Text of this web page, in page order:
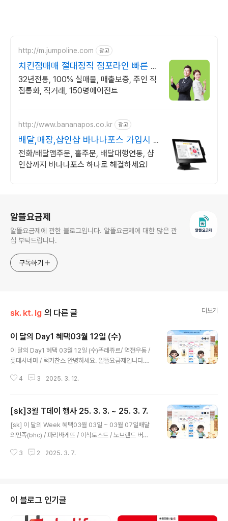
http://m.jumpoline.com 광고
치킨점매매 절대정직 점포라인 빠른 직
거래 & 안전중개거래
32년전통, 100% 실매물, 매출보증, 주인 직
접통화, 직거래, 150명에이전트
http://www.bananapos.co.kr 광고
배달,매장,샵인샵 바나나포스 가입시 1
개월 무료
전화/배달앱주문, 홀주문, 배달대행연동, 샵
인샵까지 바나나포스 하나로 해결하세요!
알뜰요금제
알뜰요금제에 관한 블로그입니다. 알뜰요금제에 대한 많은 관
심 부탁드립니다.
구독하기
sk. kt. lg 의 다른 글 더보기
이 달의 Day1 혜택03월 12일 (수)
이 달의 Day1 혜택 03월 12일 (수)뚜레쥬르/ 역전우동 /
롯데시네마 / 럭키찬스 안녕하세요. 알뜰요금제입니다.오
비하면 좀 아쉽긴하지만그래도 퇴근길에 오늘의 혜택 받아
쥬르 1,000원당 300원 할인 뚜쥬에서 상큼함 가득 담아
드려요! T day 매직 바코드 제시하면 혜택 제공 정가 기
준 구매 금액 20,000원 한도(최대 6,000원 할인) 키오스
동 옛날우동 2,500원에 드림 진한 국물과 쫄깃한 면발
4 3 2025. 3. 12.
[sk]3월 T데이 행사 25. 3. 3. ~ 25. 3. 7.
[sk] 이 달의 Week 혜택03월 03일 ~ 03월 07일배달
의민족(bhc) / 파리바게뜨 / 이삭토스트 / 노브랜드 버
리팅 / CGV / V 컬러링 / 착한소비×담우 / 럭키찬스 x 스
합니다.마지막 T윅인 오늘 불금불금!!하세요.혜택 꼭 잊지
마시고 사용하시길 바랍니다!배달의민족(bhc) 7,000
원 할인 깨끗해서 맛있는 치킨 bhc 우주패스 찬스! T 우주
3 2 2025. 3. 7.
이 블로그 인기글